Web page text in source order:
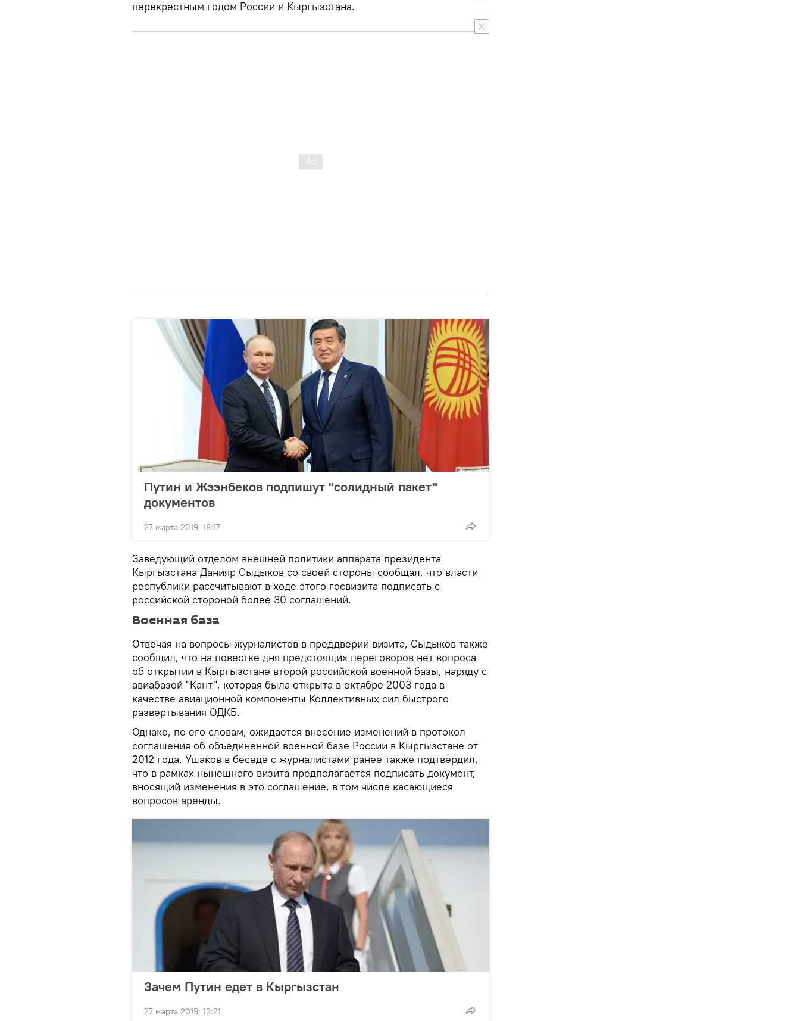
перекрестным годом России и Кыргызстана.
Путин и Жээнбеков подпишут "солидный пакет"
документов
27 марта 2019, 18:17
Заведующий отделом внешней политики аппарата президента
Кыргызстана Данияр Сыдыков со своей стороны сообщал, что власти
республики рассчитывают в ходе этого госвизита подписать с
российской стороной более 30 соглашений.
Военная база
Отвечая на вопросы журналистов в преддверии визита, Сыдыков также
сообщил, что на повестке дня предстоящих переговоров нет вопроса
об открытии в Кыргызстане второй российской военной базы, наряду с
авиабазой "Кант", которая была открыта в октябре 2003 года в
качестве авиационной компоненты Коллективных сил быстрого
развертывания ОДКБ.
Однако, по его словам, ожидается внесение изменений в протокол
соглашения об объединенной военной базе России в Кыргызстане от
2012 года. Ушаков в беседе с журналистами ранее также подтвердил,
что в рамках нынешнего визита предполагается подписать документ,
вносящий изменения в это соглашение, в том числе касающиеся
вопросов аренды.
Зачем Путин едет в Кыргызстан
27 марта 2019, 13:21